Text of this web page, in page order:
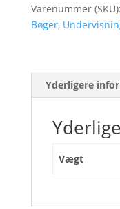
Varenummer (SKU):
Bøger,
Yderligere
Vægt